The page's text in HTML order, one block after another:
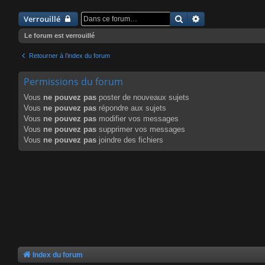
Verrouillé Rechercher
Le forum est verrouillé
Retourner à l’index du forum
Permissions du forum
Vous ne pouvez pas poster de nouveaux sujets
Vous ne pouvez pas répondre aux sujets
Vous ne pouvez pas modifier vos messages
Vous ne pouvez pas supprimer vos messages
Vous ne pouvez pas joindre des fichiers
Index du forum